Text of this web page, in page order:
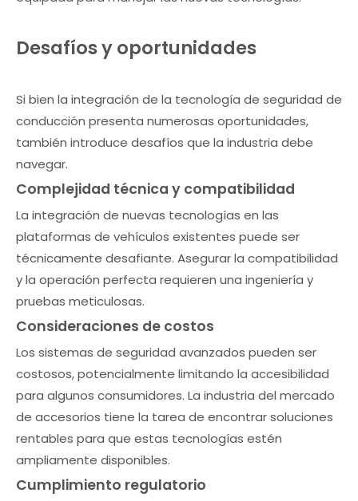
Desafíos y oportunidades
Si bien la integración de la tecnología de seguridad de
conducción presenta numerosas oportunidades,
también introduce desafíos que la industria debe
navegar.
Complejidad técnica y compatibilidad
La integración de nuevas tecnologías en las
plataformas de vehículos existentes puede ser
técnicamente desafiante. Asegurar la compatibilidad
y la operación perfecta requieren una ingeniería y
pruebas meticulosas.
Consideraciones de costos
Los sistemas de seguridad avanzados pueden ser
costosos, potencialmente limitando la accesibilidad
para algunos consumidores. La industria del mercado
de accesorios tiene la tarea de encontrar soluciones
rentables para que estas tecnologías estén
ampliamente disponibles.
Cumplimiento regulatorio